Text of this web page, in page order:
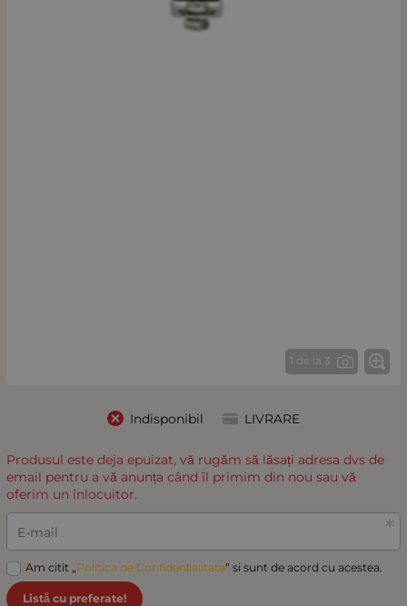
1 de la 3
Indisponibil LIVRARE
Produsul este deja epuizat, vă rugăm să lăsați adresa dvs de
email pentru a vă anunța când îl primim din nou sau vă
oferim un înlocuitor.
E-mail
Am citit „ Politica de Confidențialitate“ si sunt de acord cu acestea.
Listă cu preferate!